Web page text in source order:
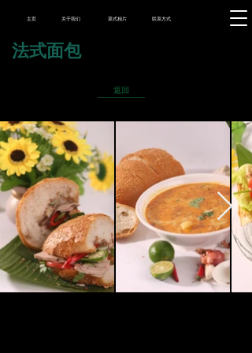
主页 关于我们 菜式相片 联系方式
法式面包
返回